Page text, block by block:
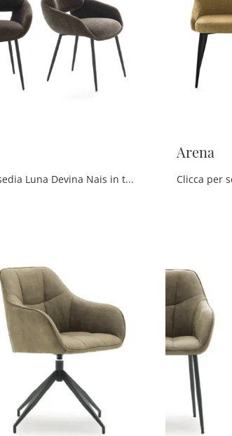
Con questa sedia Luna Devina Nais in tessuto, una tra le nostre sedute fisse design, potrai impreziosire i tuoi spazi.
Arena